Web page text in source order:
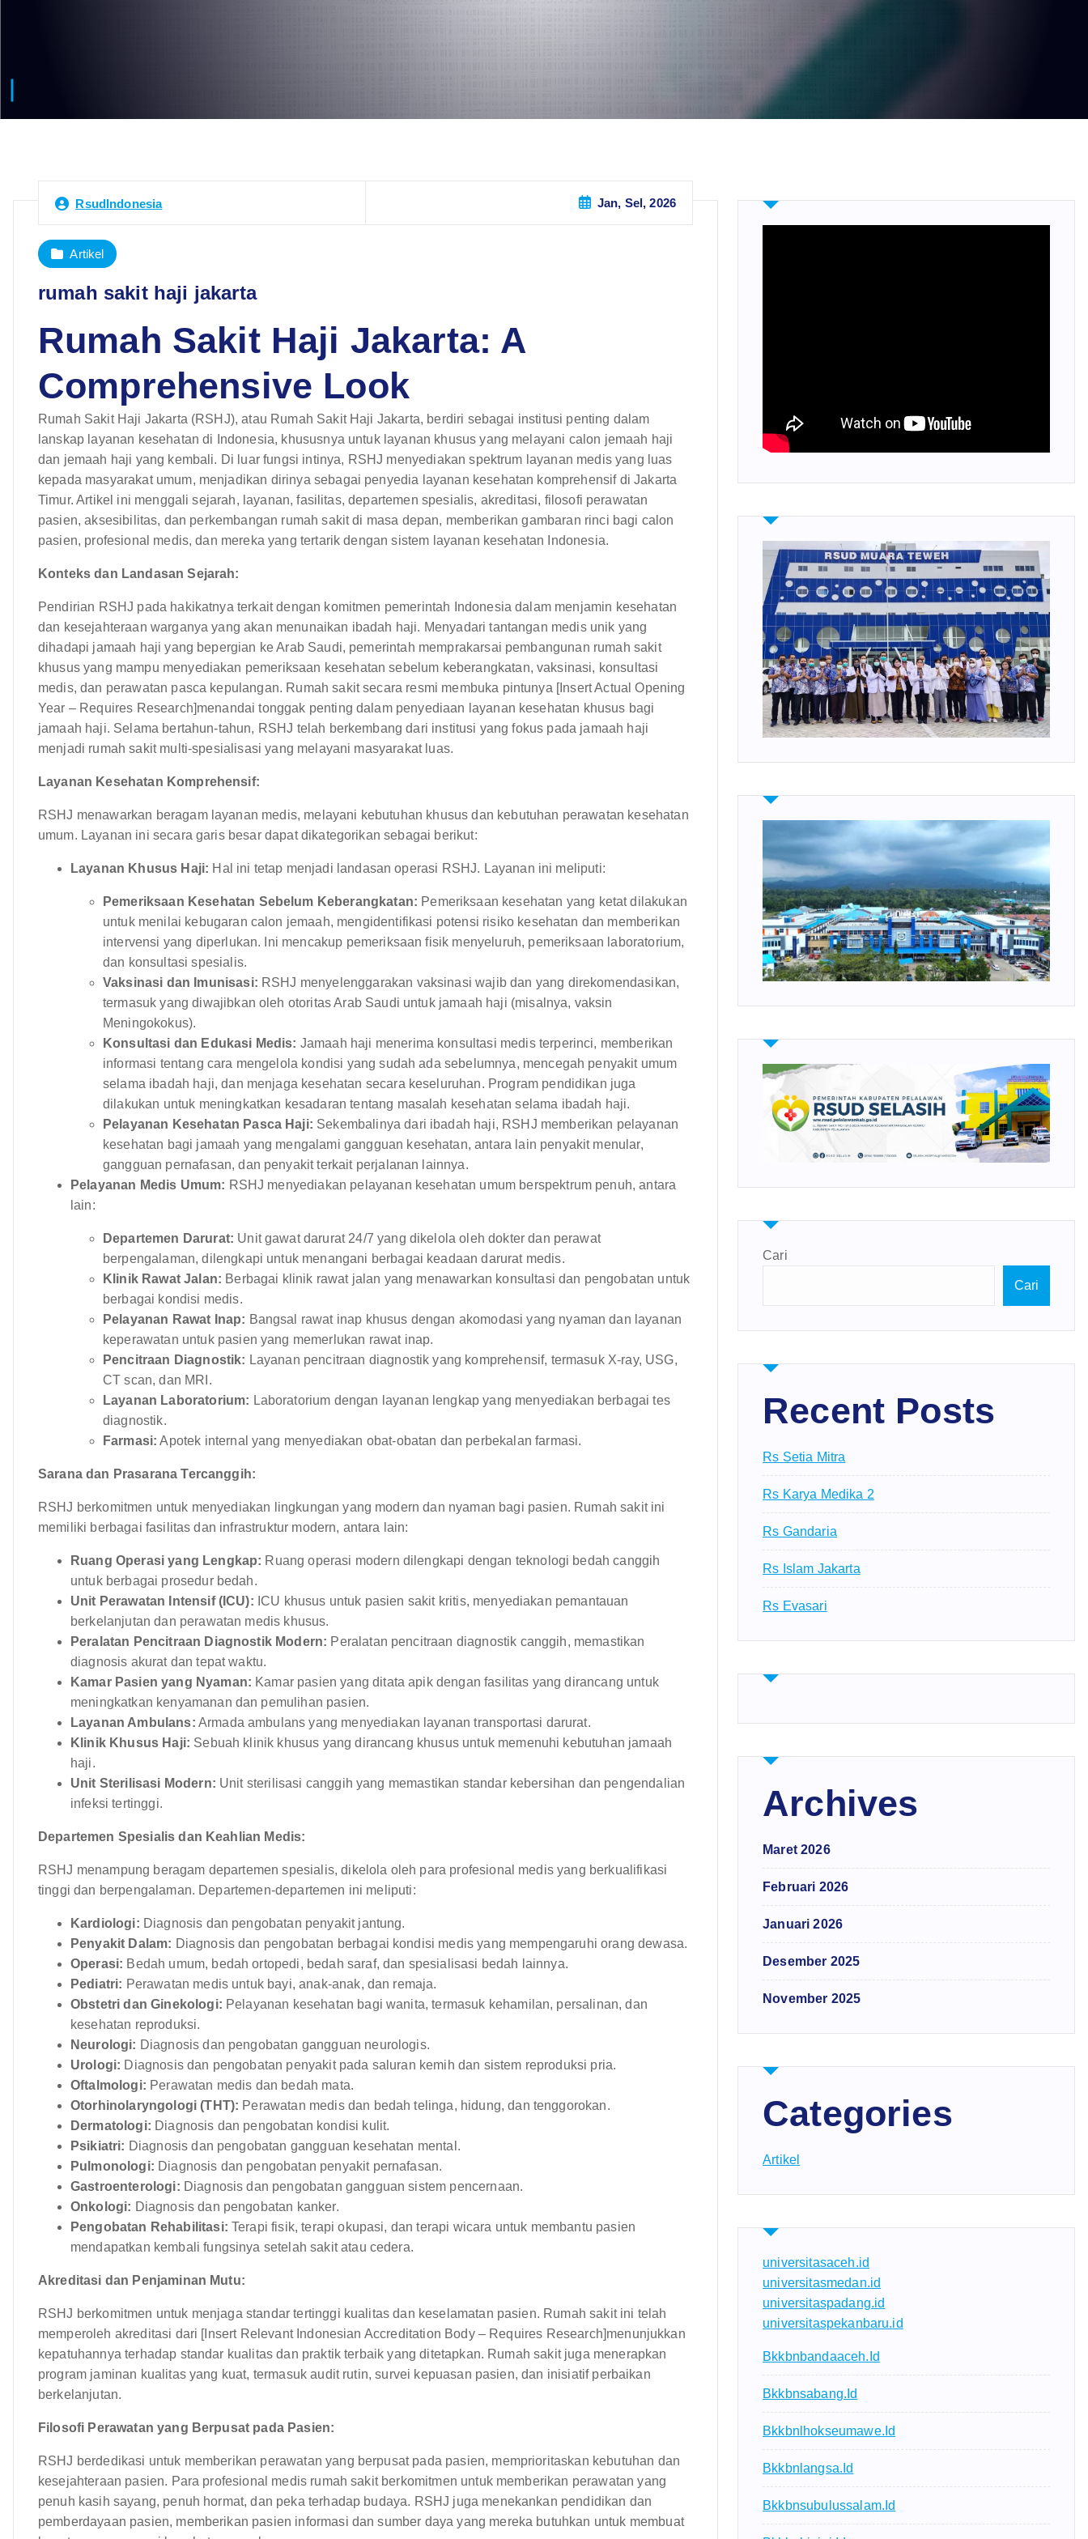
RsudIndonesia Jan, Sel, 2026
Artikel
rumah sakit haji jakarta
Rumah Sakit Haji Jakarta: A
Comprehensive Look
Rumah Sakit Haji Jakarta (RSHJ), atau Rumah Sakit Haji Jakarta, berdiri sebagai institusi penting dalam
lanskap layanan kesehatan di Indonesia, khususnya untuk layanan khusus yang melayani calon jemaah haji
dan jemaah haji yang kembali. Di luar fungsi intinya, RSHJ menyediakan spektrum layanan medis yang luas
kepada masyarakat umum, menjadikan dirinya sebagai penyedia layanan kesehatan komprehensif di Jakarta
Timur. Artikel ini menggali sejarah, layanan, fasilitas, departemen spesialis, akreditasi, filosofi perawatan
pasien, aksesibilitas, dan perkembangan rumah sakit di masa depan, memberikan gambaran rinci bagi calon
pasien, profesional medis, dan mereka yang tertarik dengan sistem layanan kesehatan Indonesia.
Konteks dan Landasan Sejarah:
Pendirian RSHJ pada hakikatnya terkait dengan komitmen pemerintah Indonesia dalam menjamin kesehatan
dan kesejahteraan warganya yang akan menunaikan ibadah haji. Menyadari tantangan medis unik yang
dihadapi jamaah haji yang bepergian ke Arab Saudi, pemerintah memprakarsai pembangunan rumah sakit
khusus yang mampu menyediakan pemeriksaan kesehatan sebelum keberangkatan, vaksinasi, konsultasi
medis, dan perawatan pasca kepulangan. Rumah sakit secara resmi membuka pintunya [Insert Actual Opening
Year – Requires Research]menandai tonggak penting dalam penyediaan layanan kesehatan khusus bagi
jamaah haji. Selama bertahun-tahun, RSHJ telah berkembang dari institusi yang fokus pada jamaah haji
menjadi rumah sakit multi-spesialisasi yang melayani masyarakat luas.
Layanan Kesehatan Komprehensif:
RSHJ menawarkan beragam layanan medis, melayani kebutuhan khusus dan kebutuhan perawatan kesehatan
umum. Layanan ini secara garis besar dapat dikategorikan sebagai berikut:
Layanan Khusus Haji: Hal ini tetap menjadi landasan operasi RSHJ. Layanan ini meliputi:
Pemeriksaan Kesehatan Sebelum Keberangkatan: Pemeriksaan kesehatan yang ketat dilakukan
untuk menilai kebugaran calon jemaah, mengidentifikasi potensi risiko kesehatan dan memberikan
intervensi yang diperlukan. Ini mencakup pemeriksaan fisik menyeluruh, pemeriksaan laboratorium,
dan konsultasi spesialis.
Vaksinasi dan Imunisasi: RSHJ menyelenggarakan vaksinasi wajib dan yang direkomendasikan,
termasuk yang diwajibkan oleh otoritas Arab Saudi untuk jamaah haji (misalnya, vaksin
Meningokokus).
Konsultasi dan Edukasi Medis: Jamaah haji menerima konsultasi medis terperinci, memberikan
informasi tentang cara mengelola kondisi yang sudah ada sebelumnya, mencegah penyakit umum
selama ibadah haji, dan menjaga kesehatan secara keseluruhan. Program pendidikan juga
dilakukan untuk meningkatkan kesadaran tentang masalah kesehatan selama ibadah haji.
Pelayanan Kesehatan Pasca Haji: Sekembalinya dari ibadah haji, RSHJ memberikan pelayanan
kesehatan bagi jamaah yang mengalami gangguan kesehatan, antara lain penyakit menular,
gangguan pernafasan, dan penyakit terkait perjalanan lainnya.
Pelayanan Medis Umum: RSHJ menyediakan pelayanan kesehatan umum berspektrum penuh, antara
lain:
Departemen Darurat: Unit gawat darurat 24/7 yang dikelola oleh dokter dan perawat
berpengalaman, dilengkapi untuk menangani berbagai keadaan darurat medis.
Klinik Rawat Jalan: Berbagai klinik rawat jalan yang menawarkan konsultasi dan pengobatan untuk
berbagai kondisi medis.
Pelayanan Rawat Inap: Bangsal rawat inap khusus dengan akomodasi yang nyaman dan layanan
keperawatan untuk pasien yang memerlukan rawat inap.
Pencitraan Diagnostik: Layanan pencitraan diagnostik yang komprehensif, termasuk X-ray, USG,
CT scan, dan MRI.
Layanan Laboratorium: Laboratorium dengan layanan lengkap yang menyediakan berbagai tes
diagnostik.
Farmasi: Apotek internal yang menyediakan obat-obatan dan perbekalan farmasi.
Sarana dan Prasarana Tercanggih:
RSHJ berkomitmen untuk menyediakan lingkungan yang modern dan nyaman bagi pasien. Rumah sakit ini
memiliki berbagai fasilitas dan infrastruktur modern, antara lain:
Ruang Operasi yang Lengkap: Ruang operasi modern dilengkapi dengan teknologi bedah canggih
untuk berbagai prosedur bedah.
Unit Perawatan Intensif (ICU): ICU khusus untuk pasien sakit kritis, menyediakan pemantauan
berkelanjutan dan perawatan medis khusus.
Peralatan Pencitraan Diagnostik Modern: Peralatan pencitraan diagnostik canggih, memastikan
diagnosis akurat dan tepat waktu.
Kamar Pasien yang Nyaman: Kamar pasien yang ditata apik dengan fasilitas yang dirancang untuk
meningkatkan kenyamanan dan pemulihan pasien.
Layanan Ambulans: Armada ambulans yang menyediakan layanan transportasi darurat.
Klinik Khusus Haji: Sebuah klinik khusus yang dirancang khusus untuk memenuhi kebutuhan jamaah
haji.
Unit Sterilisasi Modern: Unit sterilisasi canggih yang memastikan standar kebersihan dan pengendalian
infeksi tertinggi.
Departemen Spesialis dan Keahlian Medis:
RSHJ menampung beragam departemen spesialis, dikelola oleh para profesional medis yang berkualifikasi
tinggi dan berpengalaman. Departemen-departemen ini meliputi:
Kardiologi: Diagnosis dan pengobatan penyakit jantung.
Penyakit Dalam: Diagnosis dan pengobatan berbagai kondisi medis yang mempengaruhi orang dewasa.
Operasi: Bedah umum, bedah ortopedi, bedah saraf, dan spesialisasi bedah lainnya.
Pediatri: Perawatan medis untuk bayi, anak-anak, dan remaja.
Obstetri dan Ginekologi: Pelayanan kesehatan bagi wanita, termasuk kehamilan, persalinan, dan
kesehatan reproduksi.
Neurologi: Diagnosis dan pengobatan gangguan neurologis.
Urologi: Diagnosis dan pengobatan penyakit pada saluran kemih dan sistem reproduksi pria.
Oftalmologi: Perawatan medis dan bedah mata.
Otorhinolaryngologi (THT): Perawatan medis dan bedah telinga, hidung, dan tenggorokan.
Dermatologi: Diagnosis dan pengobatan kondisi kulit.
Psikiatri: Diagnosis dan pengobatan gangguan kesehatan mental.
Pulmonologi: Diagnosis dan pengobatan penyakit pernafasan.
Gastroenterologi: Diagnosis dan pengobatan gangguan sistem pencernaan.
Onkologi: Diagnosis dan pengobatan kanker.
Pengobatan Rehabilitasi: Terapi fisik, terapi okupasi, dan terapi wicara untuk membantu pasien
mendapatkan kembali fungsinya setelah sakit atau cedera.
Akreditasi dan Penjaminan Mutu:
RSHJ berkomitmen untuk menjaga standar tertinggi kualitas dan keselamatan pasien. Rumah sakit ini telah
memperoleh akreditasi dari [Insert Relevant Indonesian Accreditation Body – Requires Research]menunjukkan
kepatuhannya terhadap standar kualitas dan praktik terbaik yang ditetapkan. Rumah sakit juga menerapkan
program jaminan kualitas yang kuat, termasuk audit rutin, survei kepuasan pasien, dan inisiatif perbaikan
berkelanjutan.
Filosofi Perawatan yang Berpusat pada Pasien:
RSHJ berdedikasi untuk memberikan perawatan yang berpusat pada pasien, memprioritaskan kebutuhan dan
kesejahteraan pasien. Para profesional medis rumah sakit berkomitmen untuk memberikan perawatan yang
penuh kasih sayang, penuh hormat, dan peka terhadap budaya. RSHJ juga menekankan pendidikan dan
pemberdayaan pasien, memberikan pasien informasi dan sumber daya yang mereka butuhkan untuk membuat
Cari
Cari
Recent Posts
Rs Setia Mitra
Rs Karya Medika 2
Rs Gandaria
Rs Islam Jakarta
Rs Evasari
Archives
Maret 2026
Februari 2026
Januari 2026
Desember 2025
November 2025
Categories
Artikel
universitasaceh.id
universitasmedan.id
universitaspadang.id
universitaspekanbaru.id
Bkkbnbandaaceh.id
Bkkbnsabang.id
Bkkbnlhokseumawe.id
Bkkbnlangsa.id
Bkkbnsubulussalam.id